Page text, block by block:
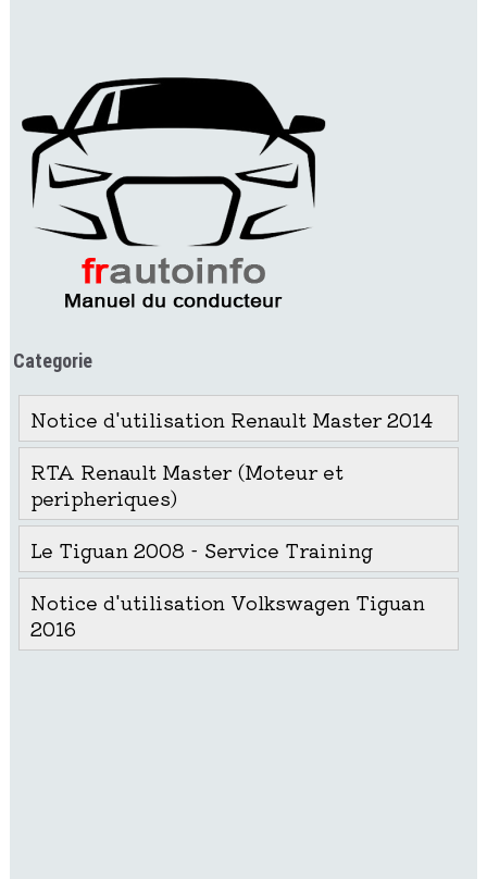
Categorie
Notice d'utilisation Renault Master 2014
RTA Renault Master (Moteur et
peripheriques)
Le Tiguan 2008 - Service Training
Notice d'utilisation Volkswagen Tiguan
2016